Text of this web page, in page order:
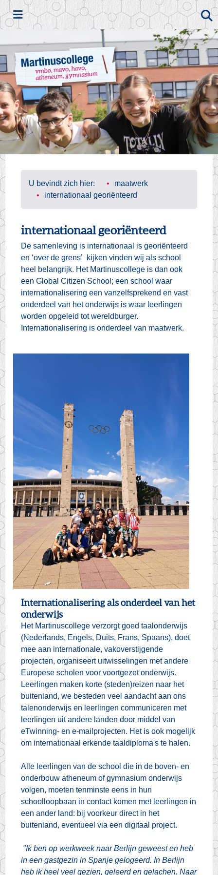
Zoeken
U bevindt zich hier:
maatwerk
internationaal georiënteerd
internationaal georiënteerd
De samenleving is internationaal is georiënteerd
en ‘over de grens’ kijken vinden wij als school
heel belangrijk. Het Martinuscollege is dan ook
een Global Citizen School; een school waar
internationalisering een vanzelfsprekend en vast
onderdeel van het onderwijs is waar leerlingen
worden opgeleid tot wereldburger.
Internationalisering is onderdeel van maatwerk.
Internationalisering als onderdeel van het
onderwijs
Het Martinuscollege verzorgt goed taalonderwijs
(Nederlands, Engels, Duits, Frans, Spaans), doet
mee aan internationale, vakoverstijgende
projecten, organiseert uitwisselingen met andere
Europese scholen voor voortgezet onderwijs.
Leerlingen maken korte (steden)reizen naar het
buitenland, we besteden veel aandacht aan ons
talenonderwijs en leerlingen communiceren met
leerlingen uit andere landen door middel van
eTwinning- en e-mailprojecten. Het is ook mogelijk
om internationaal erkende taaldiploma's te halen.
Alle leerlingen van de school die in de boven- en
onderbouw atheneum of gymnasium onderwijs
volgen, moeten tenminste eens in hun
schoolloopbaan in contact komen met leerlingen in
een ander land: bij voorkeur direct in het
buitenland, eventueel via een digitaal project.
"Ik ben op werkweek naar Berlijn geweest en heb
in een gastgezin in Spanje gelogeerd. In Berlijn
heb ik heel veel gezien, geleerd en gelachen. Naar